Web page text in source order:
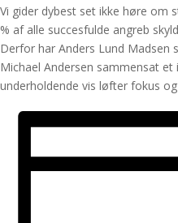
Vi gider dybest set ikke høre om
% af alle succesfulde angreb
Derfor har Anders Lund Madsen
Michael Andersen sammensat
underholdende vis løfter fokus